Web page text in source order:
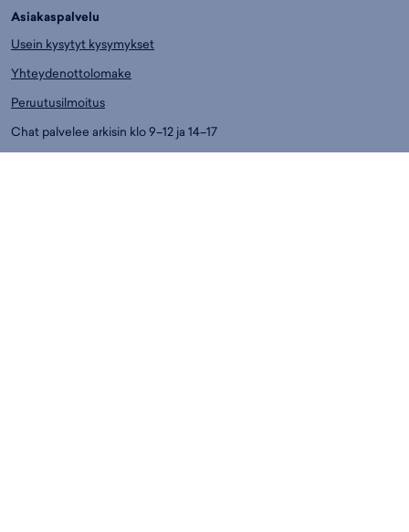
Asiakaspalvelu
Usein kysytyt kysymykset
Yhteydenottolomake
Peruutusilmoitus
Chat palvelee arkisin klo 9–12 ja 14–17